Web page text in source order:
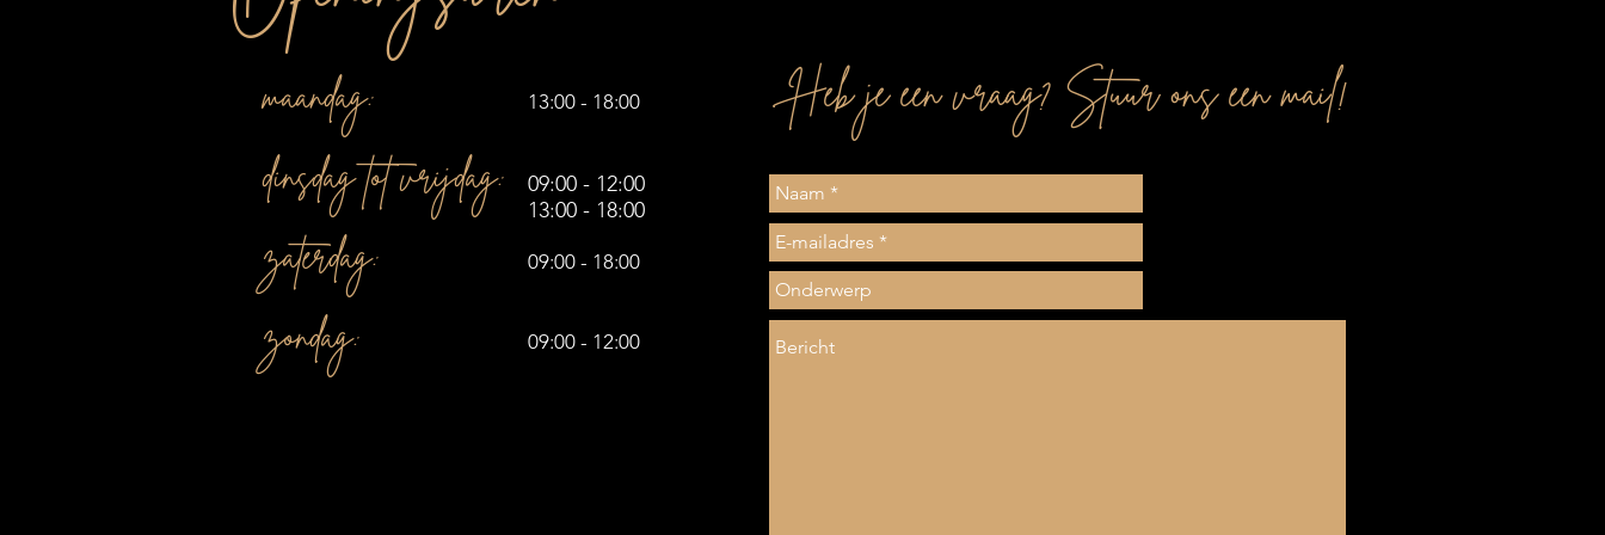
maandag:
dinsdag tot vrijdag:
zaterdag:
zondag:
13:00 - 18:00
09:00 - 12:00
13:00 - 18:00
09:00 - 18:00
09:00 - 12:00
Heb je een vraag? Stuur ons een mail!